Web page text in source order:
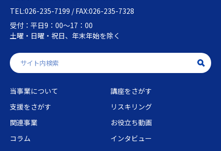
TEL:026-235-7199 / FAX:026-235-7328
受付：平日9：00～17：00
土曜・日曜・祝日、年末年始を除く
当事業について
講座をさがす
支援をさがす
リスキリング
関連事業
お役立ち動画
コラム
インタビュー